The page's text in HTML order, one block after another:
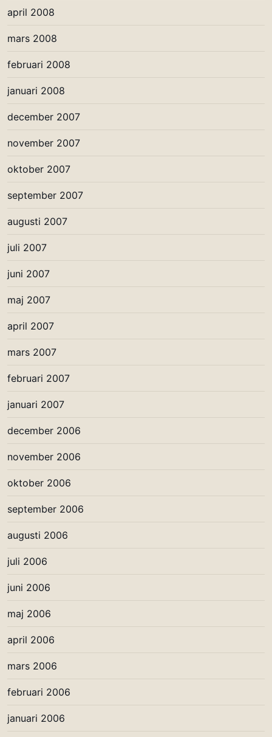
april 2008
mars 2008
februari 2008
januari 2008
december 2007
november 2007
oktober 2007
september 2007
augusti 2007
juli 2007
juni 2007
maj 2007
april 2007
mars 2007
februari 2007
januari 2007
december 2006
november 2006
oktober 2006
september 2006
augusti 2006
juli 2006
juni 2006
maj 2006
april 2006
mars 2006
februari 2006
januari 2006